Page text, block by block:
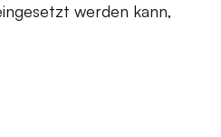
werden kann,